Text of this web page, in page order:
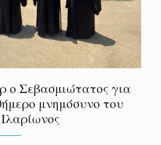
Σεβασμιώτατος για
μνημόσυνο του